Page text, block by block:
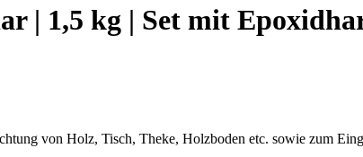
| 1,5 kg | Set mit
von Holz, Tisch, Theke, Holzboden etc. sowie zum